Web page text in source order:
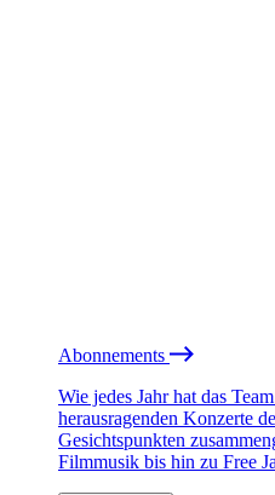
Abonnements
Wie jedes Jahr hat das
herausragenden Konzerte
Gesichtspunkten
Filmmusik bis hin zu Free